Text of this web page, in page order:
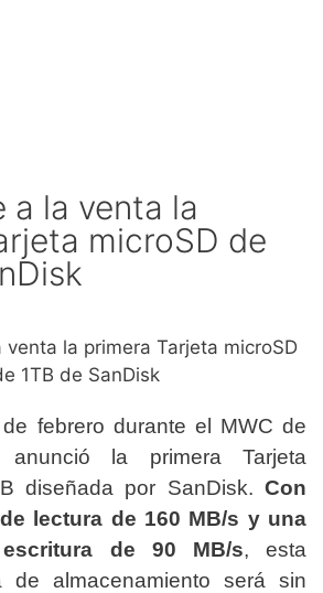
a la venta la
microSD de
febrero durante el MWC de
anunció la primera Tarjeta
diseñada por SanDisk. Con
lectura de 160 MB/s y una
de 90 MB/s, esta
de almacenamiento será sin